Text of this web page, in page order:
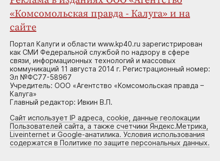
«Комсомольская правда - Калуга» и на
сайте
Портал Калуги и области www.kp40.ru зарегистрирован
как СМИ Федеральной службой по надзору в сфере
связи, информационных технологий и массовых
коммуникаций 11 августа 2014 г. Регистрационный номер:
Эл №ФС77-58967
Учредитель: ООО «Агентство «Комсомольская правда –
Калуга»
Главный редактор: Ивкин В.П.
Сайт использует IP адреса, cookie, данные геолокации
Пользователей сайта, а также счетчики Яндекс.Метрика,
Liveinternet и Google-анатилика. Условия использования
содержатся в Политике по защите персональных данных.